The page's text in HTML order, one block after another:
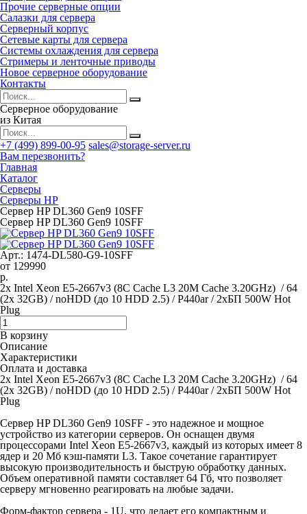
Прочие серверные опции
Салазки для сервера
Серверный корпус
Сетевые карты для сервера
Системы охлаждения для сервера
Стримеры и ленточные приводы
Новое серверное оборудование
Контакты
Серверное оборудование
из Китая
+7 (499) 899-00-95 sales@storage-server.ru
Вам перезвонить?
Главная
Каталог
Серверы
Серверы HP
Сервер HP DL360 Gen9 10SFF
Сервер HP DL360 Gen9 10SFF
Арт.: 1474-DL580-G9-10SFF
от 129990
р.
2x Intel Xeon E5-2667v3 (8C Cache L3 20M Cache 3.20GHz) / 64
(2x 32GB) / noHDD (до 10 HDD 2.5) / P440ar / 2xБП 500W Hot
Plug
В корзину
Описание
Характеристики
Оплата и доставка
2x Intel Xeon E5-2667v3 (8C Cache L3 20M Cache 3.20GHz) / 64
(2x 32GB) / noHDD (до 10 HDD 2.5) / P440ar / 2xБП 500W Hot
Plug
Сервер HP DL360 Gen9 10SFF - это надежное и мощное
устройство из категории серверов. Он оснащен двумя
процессорами Intel Xeon E5-2667v3, каждый из которых имеет 8
ядер и 20 Мб кэш-памяти L3. Такое сочетание гарантирует
высокую производительность и быструю обработку данных.
Объем оперативной памяти составляет 64 Гб, что позволяет
серверу мгновенно реагировать на любые задачи.
Форм-фактор сервера - 1U, что делает его компактным и